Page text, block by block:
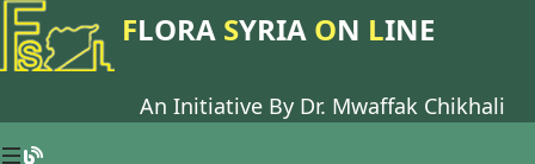
FLORA SYRIA ON LINE
An Initiative By Dr. Mwaffak Chikhali